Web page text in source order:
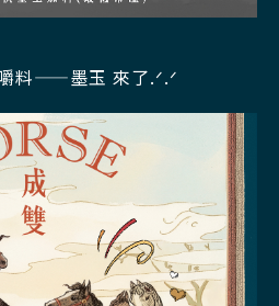
料——墨玉 來了.ᐟ.ᐟ